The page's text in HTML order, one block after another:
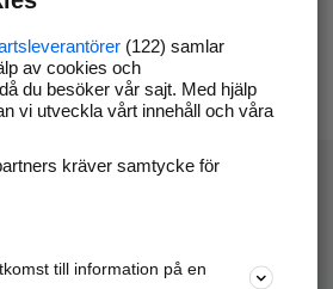
(122) samlar
av cookies och
du besöker vår sajt. Med hjälp
vi utveckla vårt innehåll och våra
kräver samtycke för
till information på en